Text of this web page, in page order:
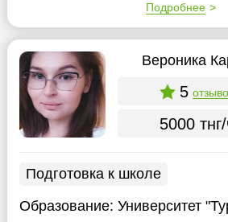
Подробнее
Вероника
5
5000
Подготовка к школе
Образование: Университет